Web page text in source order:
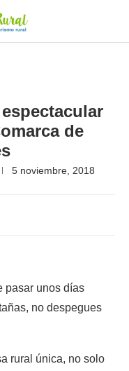
de
5 noviembre, 2018
pasar unos días
no despegues
rural única, no solo